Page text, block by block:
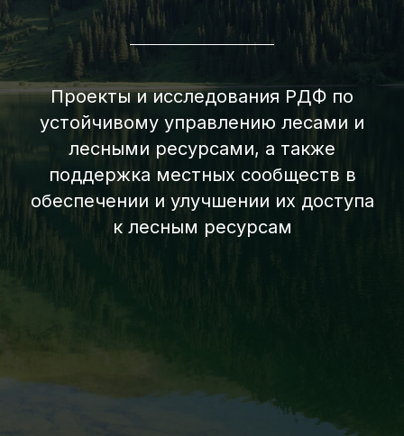
Проекты и исследования РДФ по
устойчивому управлению лесами и
лесными ресурсами, а также
поддержка местных сообществ в
обеспечении и улучшении их доступа
к лесным ресурсам